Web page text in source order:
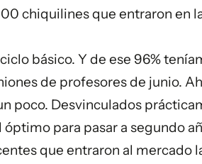
chiquilines que entraron en
básico. Y de ese 96%
de profesores de junio.
poco. Desvinculados
para pasar a segundo
que entraron al mercado